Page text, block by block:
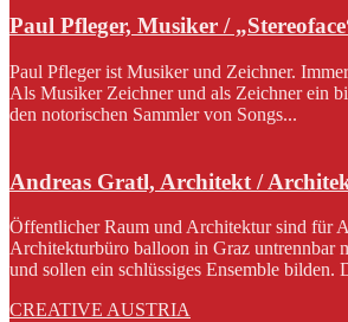
Paul Pfleger, Musiker /
Paul Pfleger ist Musiker und Zeichner.
Als Musiker Zeichner und als Zeichner ein
den notorischen Sammler von Songs...
Andreas Gratl, Architekt /
Öffentlicher Raum und Architektur sind für
Architekturbüro balloon in Graz untrennbar
und sollen ein schlüssiges Ensemble bilden.
CREATIVE AUSTRIA